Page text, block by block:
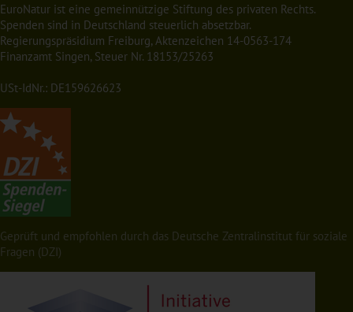
EuroNatur ist eine gemeinnützige Stiftung des privaten Rechts.
Spenden sind in Deutschland steuerlich absetzbar.
Regierungspräsidium Freiburg, Aktenzeichen 14-0563-174
Finanzamt Singen, Steuer Nr. 18153/25263
USt-IdNr.: DE159626623
Geprüft und empfohlen durch das Deutsche Zentralinstitut für soziale
Fragen (DZI)